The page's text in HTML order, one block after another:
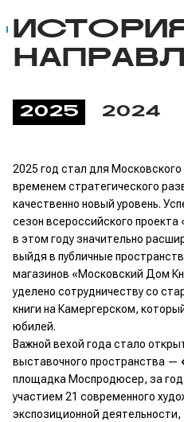
2025 2024
2025 год стал для
временем стратегического
качественно новый уровень.
сезон всероссийского
в этом году значительно
выйдя в публичные
магазинов «Московский Дом
уделено сотрудничеству со
книги на Камергерском,
юбилей.
Важной вехой года стало
выставочного пространства —
площадка Моспродюсер, за
участием 21 современного
экспозиционной